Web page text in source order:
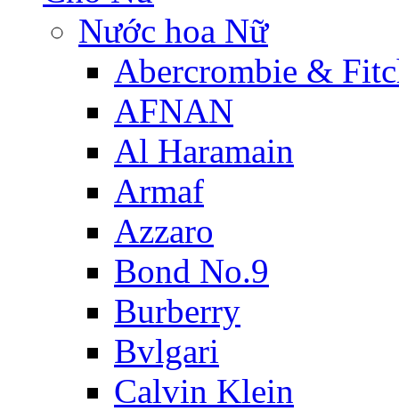
Nước hoa Nữ
Abercrombie &
AFNAN
Al Haramain
Armaf
Azzaro
Bond No.9
Burberry
Bvlgari
Calvin Klein